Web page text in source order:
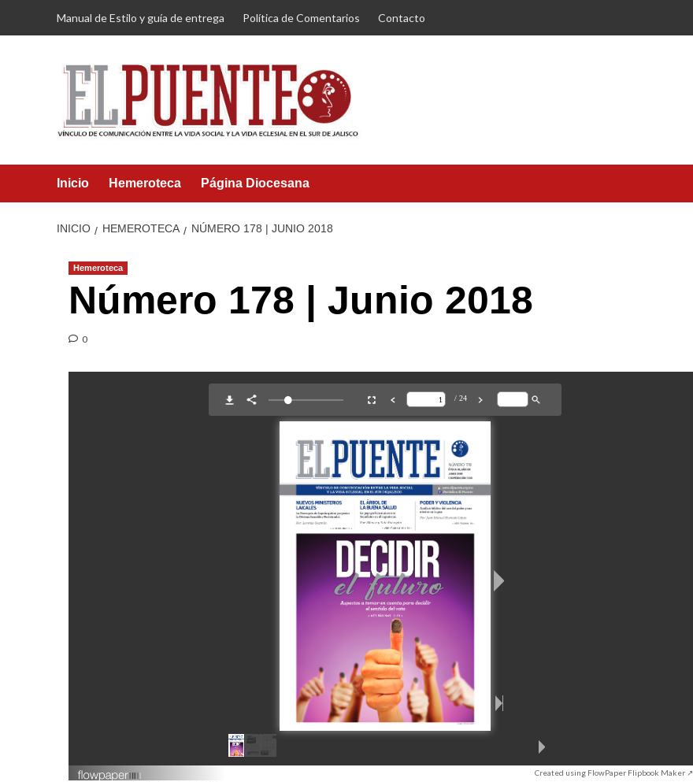
Manual de Estilo y guía de entrega Política de Comentarios Contacto
Inicio Hemeroteca Página Diocesana
INICIO HEMEROTECA NÚMERO 178 | JUNIO 2018
Hemeroteca
Número 178 | Junio 2018
0
Created using FlowPaper Flipbook Maker ↗